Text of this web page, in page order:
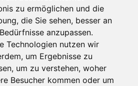
zu ermöglichen und die
die Sie sehen, besser an
anzupassen.
Technologien nutzen wir
um Ergebnisse zu
um zu verstehen, woher
Besucher kommen oder um